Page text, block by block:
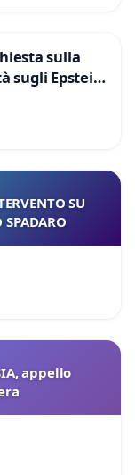
sulla
sugli Epstein
SU
appello